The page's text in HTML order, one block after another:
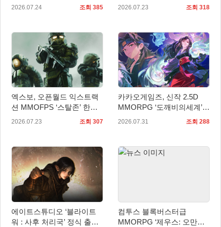
출시 확정… 사전예약 시작
2026.07.24 조회 385 시
2026.07.23 조회 318
엑스보, 오픈월드 익스트랙
션 MMOFPS ‘스탈존’ 한국
정식 출시
2026.07.23 조회 307
카카오게임즈, 신작 2.5D
MMORPG ‘도깨비의세계’
10월 출시 확정… 대표 일러
2026.07.31 조회 288
에이트스튜디오 ‘블라이트
워 : 사후 처리국’ 정식 출
컴투스 블록버스터급
MMORPG ‘제우스: 오만의